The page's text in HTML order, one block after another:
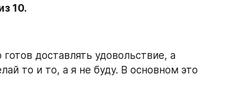
10.
доставлять удовольствие, а
то и то, а я не буду. В основном это